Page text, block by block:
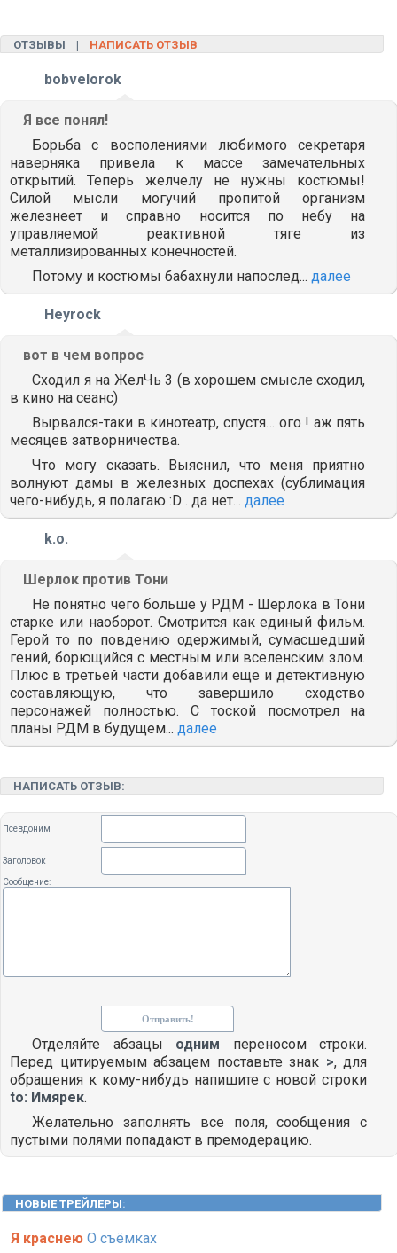
ОТЗЫВЫ | НАПИСАТЬ ОТЗЫВ
bobvelorok
Я все понял!
Борьба с восполениями любимого секретаря
наверняка привела к массе замечательных
открытий. Теперь желчелу не нужны костюмы!
Силой мысли могучий пропитой организм
железнеет и справно носится по небу на
управляемой реактивной тяге из
металлизированных конечностей.
Потому и костюмы бабахнули напослед... далее
Heyrock
вот в чем вопрос
Сходил я на ЖелЧь 3 (в хорошем смысле сходил,
в кино на сеанс)
Вырвался-таки в кинотеатр, спустя… ого ! аж пять
месяцев затворничества.
Что могу сказать. Выяснил, что меня приятно
волнуют дамы в железных доспехах (сублимация
чего-нибудь, я полагаю :D . да нет... далее
k.o.
Шерлок против Тони
Не понятно чего больше у РДМ - Шерлока в Тони
старке или наоборот. Смотрится как единый фильм.
Герой то по повдению одержимый, сумасшедший
гений, борющийся с местным или вселенским злом.
Плюс в третьей части добавили еще и детективную
составляющую, что завершило сходство
персонажей полностью. С тоской посмотрел на
планы РДМ в будущем... далее
НАПИСАТЬ ОТЗЫВ:
Псевдоним
Заголовок
Сообщение:
Отделяйте абзацы одним переносом строки.
Перед цитируемым абзацем поставьте знак >, для
обращения к кому-нибудь напишите с новой строки
to: Имярек.
Желательно заполнять все поля, сообщения с
пустыми полями попадают в премодерацию.
НОВЫЕ ТРЕЙЛЕРЫ:
Я краснею О съёмках